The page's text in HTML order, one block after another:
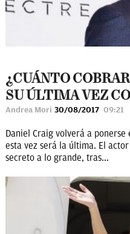
¿CUÁNTO
SU ÚLTIMA VEZ
Andrea Mori 30/08/2017 09:21
Daniel Craig volverá a
esta vez será la última. El
secreto a lo grande, tras...